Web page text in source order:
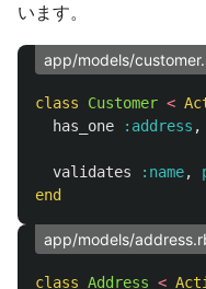
います。
app/models/
class Customer <
has_one
:address ,
validates :name,
end
app/models/
class Address <